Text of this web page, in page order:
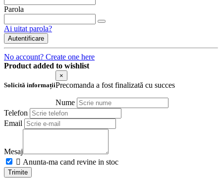
Parola
Ai uitat parola?
Autentificare
No account? Create one here
Product added to wishlist
Solicită informații
×
Precomanda a fost finalizată cu succes
Nume
Telefon
Email
Mesaj
 Anunta-ma cand revine in stoc
Trimite